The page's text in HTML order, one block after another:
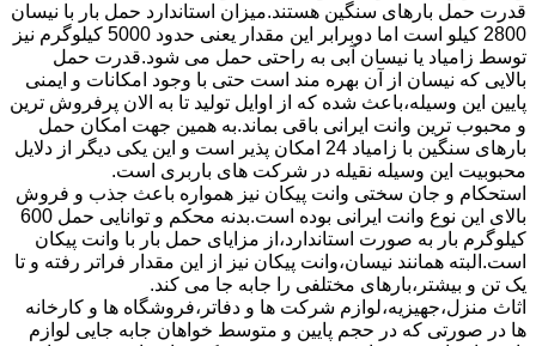
قدرت حمل بارهای سنگین هستند.میزان استاندارد حمل بار با نیسان
2800 کیلو است اما دوبرابر این مقدار یعنی حدود 5000 کیلوگرم نیز
توسط زامیاد یا نیسان آبی به راحتی حمل می شود.قدرت حمل
بالایی که نیسان از آن بهره مند است حتی با وجود امکانات و ایمنی
پایین این وسیله،باعث شده که از اوایل تولید تا به الان پرفروش ترین
و محبوب ترین وانت ایرانی باقی بماند.به همین جهت امکان حمل
بارهای سنگین با زامیاد 24 امکان پذیر است و این یکی دیگر از دلایل
محبوبیت این وسیله نقیله در شرکت های باربری است.
استحکام و جان سختی وانت پیکان نیز همواره باعث جذب و فروش
بالای این نوع وانت ایرانی بوده است.بدنه محکم و توانایی حمل 600
کیلوگرم بار به صورت استاندارد،از مزایای حمل بار با وانت پیکان
است.البته همانند نیسان،وانت پیکان نیز از این مقدار فراتر رفته و تا
یک تن و بیشتر،بارهای مختلفی را جابه جا می کند.
اثاث منزل،جهیزیه،لوازم شرکت ها و دفاتر،فروشگاه ها و کارخانه
ها در صورتی که در حجم پایین و متوسط خواهان جابه جایی لوازم